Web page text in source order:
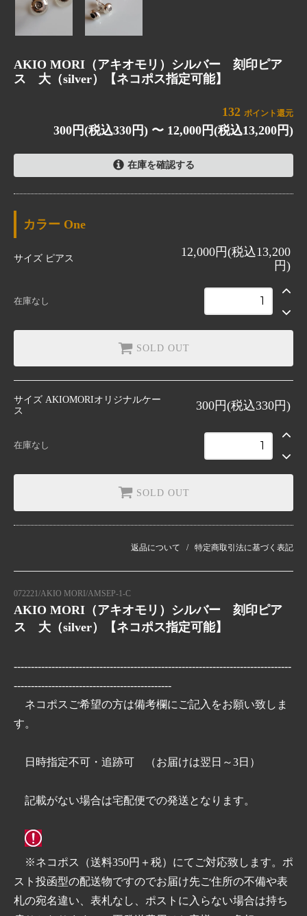
AKIO MORI（アキオモリ）シルバー 刻印ピア
ス 大（silver）【ネコポス指定可能】
132 ポイント還元
300円(税込330円) 〜 12,000円(税込13,200円)
在庫を確認する
カラー One
サイズ ピアス
12,000円(税込13,200
円)
在庫なし
SOLD OUT
サイズ AKIOMORIオリジナルケー
ス
300円(税込330円)
在庫なし
SOLD OUT
返品について 特定商取引法に基づく表記
072221/AKIO MORI/AMSEP-1-C
AKIO MORI（アキオモリ）シルバー 刻印ピア
ス 大（silver）【ネコポス指定可能】
---------------------------------------------------------------------------------
----------------------------------------------
ネコポスご希望の方は備考欄にご記入をお願い致しま
す。
日時指定不可・追跡可 （お届けは翌日～3日）
記載がない場合は宅配便での発送となります。
※ネコポス（送料350円＋税）にてご対応致します。ポ
スト投函型の配送物ですのでお届け先ご住所の不備や表
札の宛名違い、表札なし、ポストに入らない場合は持ち